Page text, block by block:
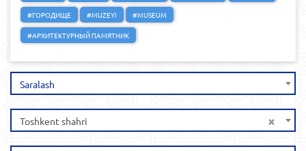
#ГОРОДИЩЕ
#MUZEYI
#MUSEUM
#АРХИТЕКТУРНЫЙ ПАМЯТНИК
Saralash
×
Toshkent shahri